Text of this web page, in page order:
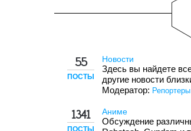
55
ПОСТЫ
Новости
Здесь вы найдете
другие новости
Модератор: Репортеры
1341
Аниме
Обсуждение